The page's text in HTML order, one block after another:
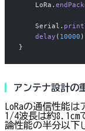
    LoRa.
    Serial.
    delay
( 10000
}
アンテナ設計の
LoRaの通信性能は
1/4波長は約8.1cm
論性能の半分以下